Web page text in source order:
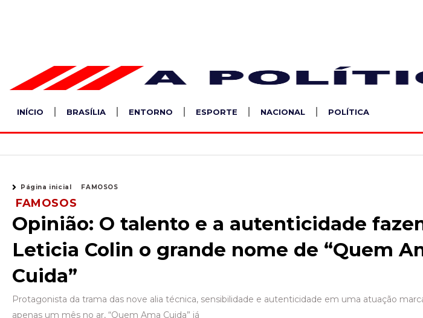
INÍCIO BRASÍLIA ENTORNO ESPORTE NACIONAL POLÍTICA
Página inicial FAMOSOS
FAMOSOS
Opinião: O talento e a autenticidade
Leticia Colin o grande nome de “Quem
Cuida”
Protagonista da trama das nove alia técnica, sensibilidade e autenticidade em uma atuação
apenas um mês no ar, “Quem Ama Cuida” já